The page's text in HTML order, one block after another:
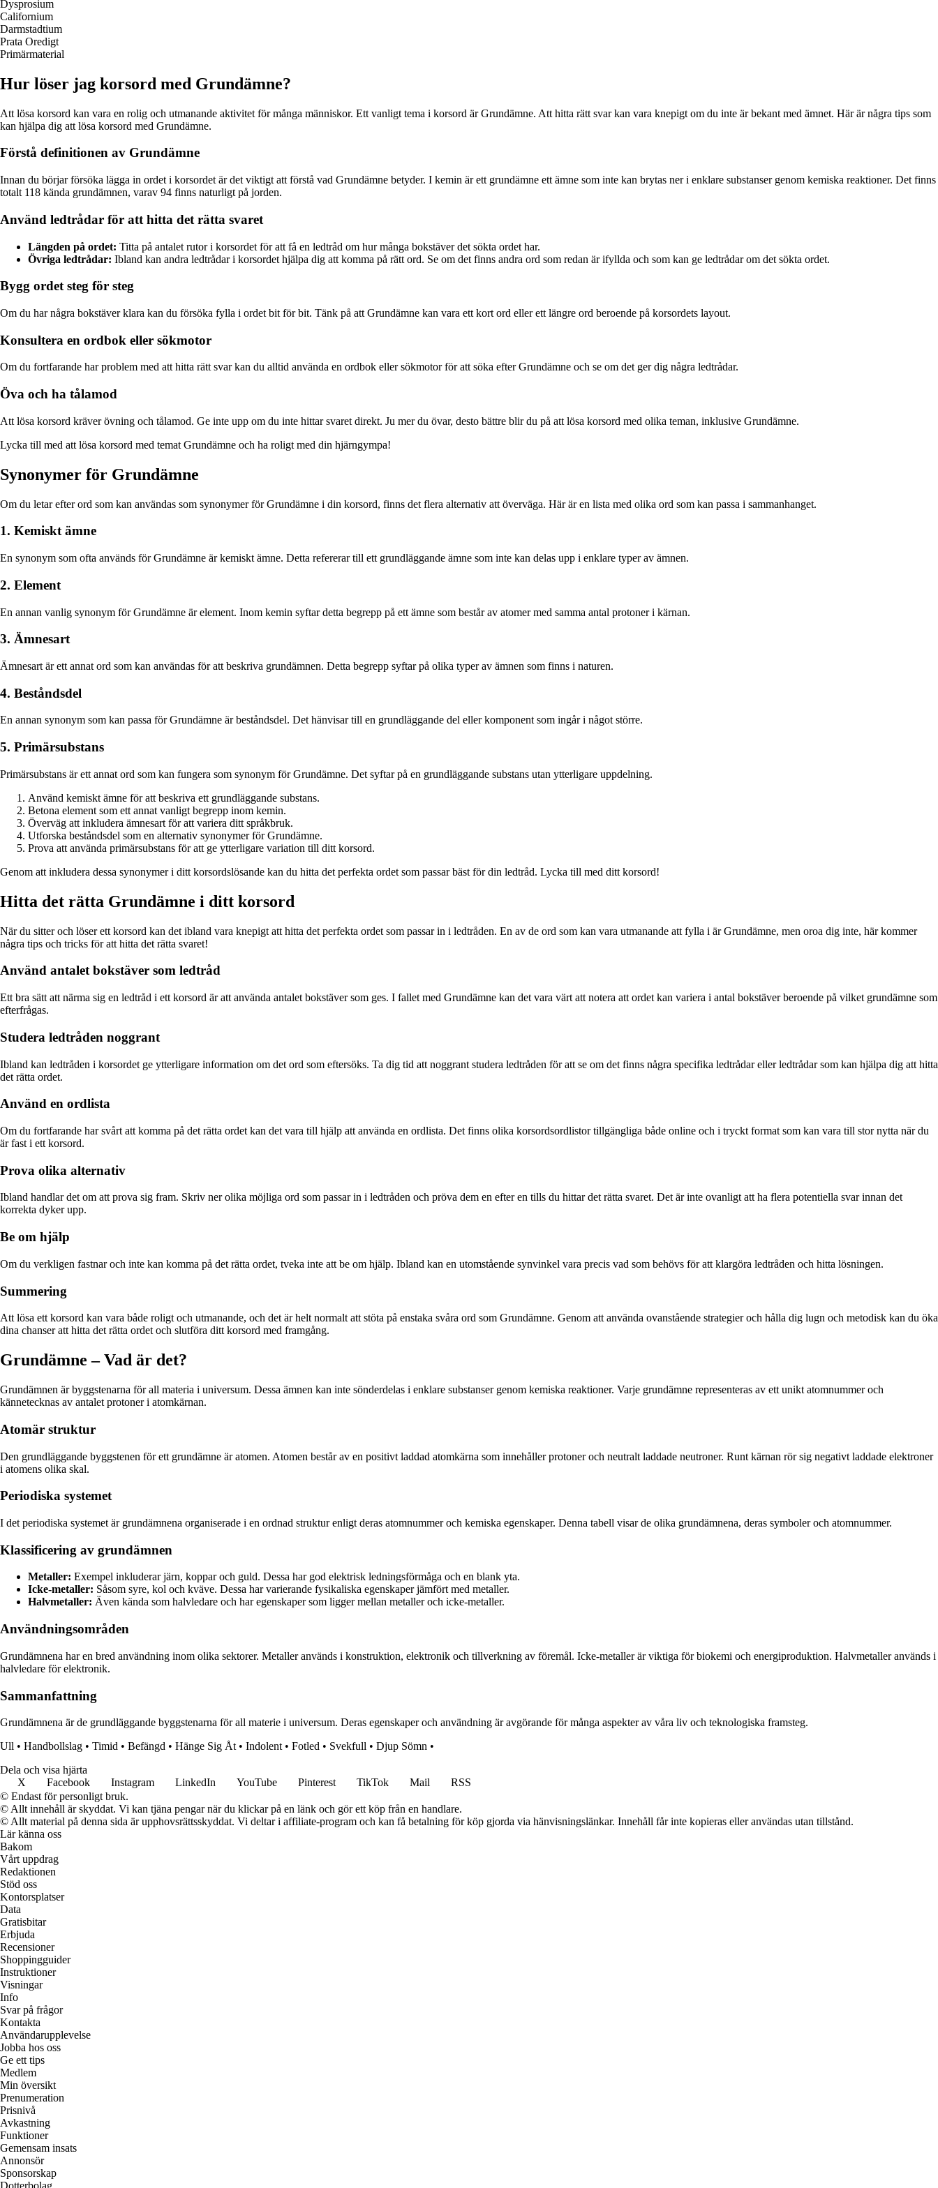
Dysprosium
Californium
Darmstadtium
Prata Oredigt
Primärmaterial
Hur löser jag korsord med Grundämne?
Att lösa korsord kan vara en rolig och utmanande aktivitet för många människor. Ett vanligt tema i korsord är Grundämne. Att hitta rätt svar kan vara knepigt om du inte är bekant med ämnet. Här är några tips som
kan hjälpa dig att lösa korsord med Grundämne.
Förstå definitionen av Grundämne
Innan du börjar försöka lägga in ordet i korsordet är det viktigt att förstå vad Grundämne betyder. I kemin är ett grundämne ett ämne som inte kan brytas ner i enklare substanser genom kemiska reaktioner. Det finns
totalt 118 kända grundämnen, varav 94 finns naturligt på jorden.
Använd ledtrådar för att hitta det rätta svaret
Längden på ordet: Titta på antalet rutor i korsordet för att få en ledtråd om hur många bokstäver det sökta ordet har.
Övriga ledtrådar: Ibland kan andra ledtrådar i korsordet hjälpa dig att komma på rätt ord. Se om det finns andra ord som redan är ifyllda och som kan ge ledtrådar om det sökta ordet.
Bygg ordet steg för steg
Om du har några bokstäver klara kan du försöka fylla i ordet bit för bit. Tänk på att Grundämne kan vara ett kort ord eller ett längre ord beroende på korsordets layout.
Konsultera en ordbok eller sökmotor
Om du fortfarande har problem med att hitta rätt svar kan du alltid använda en ordbok eller sökmotor för att söka efter Grundämne och se om det ger dig några ledtrådar.
Öva och ha tålamod
Att lösa korsord kräver övning och tålamod. Ge inte upp om du inte hittar svaret direkt. Ju mer du övar, desto bättre blir du på att lösa korsord med olika teman, inklusive Grundämne.
Lycka till med att lösa korsord med temat Grundämne och ha roligt med din hjärngympa!
Synonymer för Grundämne
Om du letar efter ord som kan användas som synonymer för Grundämne i din korsord, finns det flera alternativ att överväga. Här är en lista med olika ord som kan passa i sammanhanget.
1. Kemiskt ämne
En synonym som ofta används för Grundämne är kemiskt ämne. Detta refererar till ett grundläggande ämne som inte kan delas upp i enklare typer av ämnen.
2. Element
En annan vanlig synonym för Grundämne är element. Inom kemin syftar detta begrepp på ett ämne som består av atomer med samma antal protoner i kärnan.
3. Ämnesart
Ämnesart är ett annat ord som kan användas för att beskriva grundämnen. Detta begrepp syftar på olika typer av ämnen som finns i naturen.
4. Beståndsdel
En annan synonym som kan passa för Grundämne är beståndsdel. Det hänvisar till en grundläggande del eller komponent som ingår i något större.
5. Primärsubstans
Primärsubstans är ett annat ord som kan fungera som synonym för Grundämne. Det syftar på en grundläggande substans utan ytterligare uppdelning.
Använd kemiskt ämne för att beskriva ett grundläggande substans.
Betona element som ett annat vanligt begrepp inom kemin.
Överväg att inkludera ämnesart för att variera ditt språkbruk.
Utforska beståndsdel som en alternativ synonymer för Grundämne.
Prova att använda primärsubstans för att ge ytterligare variation till ditt korsord.
Genom att inkludera dessa synonymer i ditt korsordslösande kan du hitta det perfekta ordet som passar bäst för din ledtråd. Lycka till med ditt korsord!
Hitta det rätta Grundämne i ditt korsord
När du sitter och löser ett korsord kan det ibland vara knepigt att hitta det perfekta ordet som passar in i ledtråden. En av de ord som kan vara utmanande att fylla i är Grundämne, men oroa dig inte, här kommer
några tips och tricks för att hitta det rätta svaret!
Använd antalet bokstäver som ledtråd
Ett bra sätt att närma sig en ledtråd i ett korsord är att använda antalet bokstäver som ges. I fallet med Grundämne kan det vara värt att notera att ordet kan variera i antal bokstäver beroende på vilket grundämne som
efterfrågas.
Studera ledtråden noggrant
Ibland kan ledtråden i korsordet ge ytterligare information om det ord som eftersöks. Ta dig tid att noggrant studera ledtråden för att se om det finns några specifika ledtrådar eller ledtrådar som kan hjälpa dig att hitta
det rätta ordet.
Använd en ordlista
Om du fortfarande har svårt att komma på det rätta ordet kan det vara till hjälp att använda en ordlista. Det finns olika korsordsordlistor tillgängliga både online och i tryckt format som kan vara till stor nytta när du
är fast i ett korsord.
Prova olika alternativ
Ibland handlar det om att prova sig fram. Skriv ner olika möjliga ord som passar in i ledtråden och pröva dem en efter en tills du hittar det rätta svaret. Det är inte ovanligt att ha flera potentiella svar innan det
korrekta dyker upp.
Be om hjälp
Om du verkligen fastnar och inte kan komma på det rätta ordet, tveka inte att be om hjälp. Ibland kan en utomstående synvinkel vara precis vad som behövs för att klargöra ledtråden och hitta lösningen.
Summering
Att lösa ett korsord kan vara både roligt och utmanande, och det är helt normalt att stöta på enstaka svåra ord som Grundämne. Genom att använda ovanstående strategier och hålla dig lugn och metodisk kan du öka
dina chanser att hitta det rätta ordet och slutföra ditt korsord med framgång.
Grundämne – Vad är det?
Grundämnen är byggstenarna för all materia i universum. Dessa ämnen kan inte sönderdelas i enklare substanser genom kemiska reaktioner. Varje grundämne representeras av ett unikt atomnummer och
kännetecknas av antalet protoner i atomkärnan.
Atomär struktur
Den grundläggande byggstenen för ett grundämne är atomen. Atomen består av en positivt laddad atomkärna som innehåller protoner och neutralt laddade neutroner. Runt kärnan rör sig negativt laddade elektroner
i atomens olika skal.
Periodiska systemet
I det periodiska systemet är grundämnena organiserade i en ordnad struktur enligt deras atomnummer och kemiska egenskaper. Denna tabell visar de olika grundämnena, deras symboler och atomnummer.
Klassificering av grundämnen
Metaller: Exempel inkluderar järn, koppar och guld. Dessa har god elektrisk ledningsförmåga och en blank yta.
Icke-metaller: Såsom syre, kol och kväve. Dessa har varierande fysikaliska egenskaper jämfört med metaller.
Halvmetaller: Även kända som halvledare och har egenskaper som ligger mellan metaller och icke-metaller.
Användningsområden
Grundämnena har en bred användning inom olika sektorer. Metaller används i konstruktion, elektronik och tillverkning av föremål. Icke-metaller är viktiga för biokemi och energiproduktion. Halvmetaller används i
halvledare för elektronik.
Sammanfattning
Grundämnena är de grundläggande byggstenarna för all materie i universum. Deras egenskaper och användning är avgörande för många aspekter av våra liv och teknologiska framsteg.
Ull • Handbollslag • Timid • Befängd • Hänge Sig Åt • Indolent • Fotled • Svekfull • Djup Sömn •
Dela och visa hjärta
X
Facebook Instagram LinkedIn YouTube Pinterest TikTok Mail
RSS
© Endast för personligt bruk.
© Allt innehåll är skyddat. Vi kan tjäna pengar när du klickar på en länk och gör ett köp från en handlare.
© Allt material på denna sida är upphovsrättsskyddat. Vi deltar i affiliate-program och kan få betalning för köp gjorda via hänvisningslänkar. Innehåll får inte kopieras eller användas utan tillstånd.
Lär känna oss
Bakom
Vårt uppdrag
Redaktionen
Stöd oss
Kontorsplatser
Data
Gratisbitar
Erbjuda
Recensioner
Shoppingguider
Instruktioner
Visningar
Info
Svar på frågor
Kontakta
Användarupplevelse
Jobba hos oss
Ge ett tips
Medlem
Min översikt
Prenumeration
Prisnivå
Avkastning
Funktioner
Gemensam insats
Annonsör
Sponsorskap